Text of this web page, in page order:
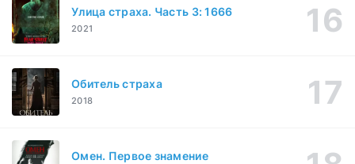
Улица страха. Часть 3: 1666
2021
Обитель страха
2018
Омен. Первое знамение